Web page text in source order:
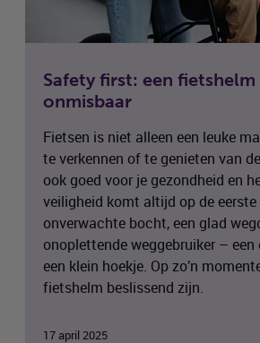
Safety first: een fietshelm
onmisbaar
Fietsen is niet alleen een leuke
te verkennen of te genieten van
ook goed voor je gezondheid en
veiligheid komt altijd op de eerste
onverwachte bocht, een glad
onoplettende weggebruiker –
een klein hoekje. Op zo’n
fietshelm beslissend zijn.
17 april 2025